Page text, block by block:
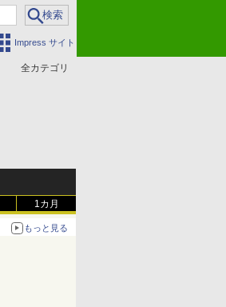
Impress サイト
全カテゴリ
1カ月
もっと見る